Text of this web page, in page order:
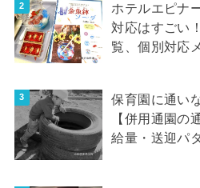
ホテルエピナ
対応はすごい
覧、個別対応
保育園に通い
【併用通園の
給量・送迎パ